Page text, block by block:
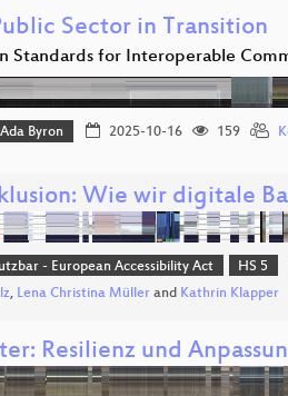
Sector in Transition
Standards for Interoperable
Ada Byron 2025-10-16 159
Wie wir digitale
- European Accessibility Act HS 5
, Lena Christina Müller and Kathrin Klapper
Resilienz und